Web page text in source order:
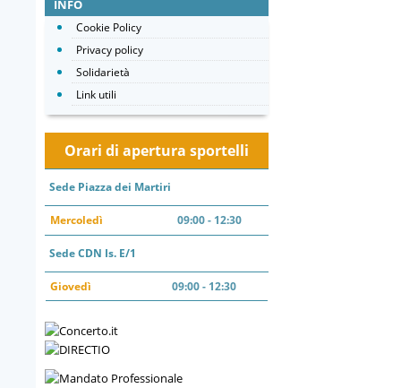
INFO
Cookie Policy
Privacy policy
Solidarietà
Link utili
Orari di apertura sportelli
Sede Piazza dei Martiri
Mercoledì 09:00 - 12:30
Sede CDN Is. E/1
Giovedì 09:00 - 12:30